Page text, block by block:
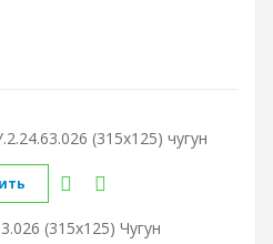
(315х125) Чугун